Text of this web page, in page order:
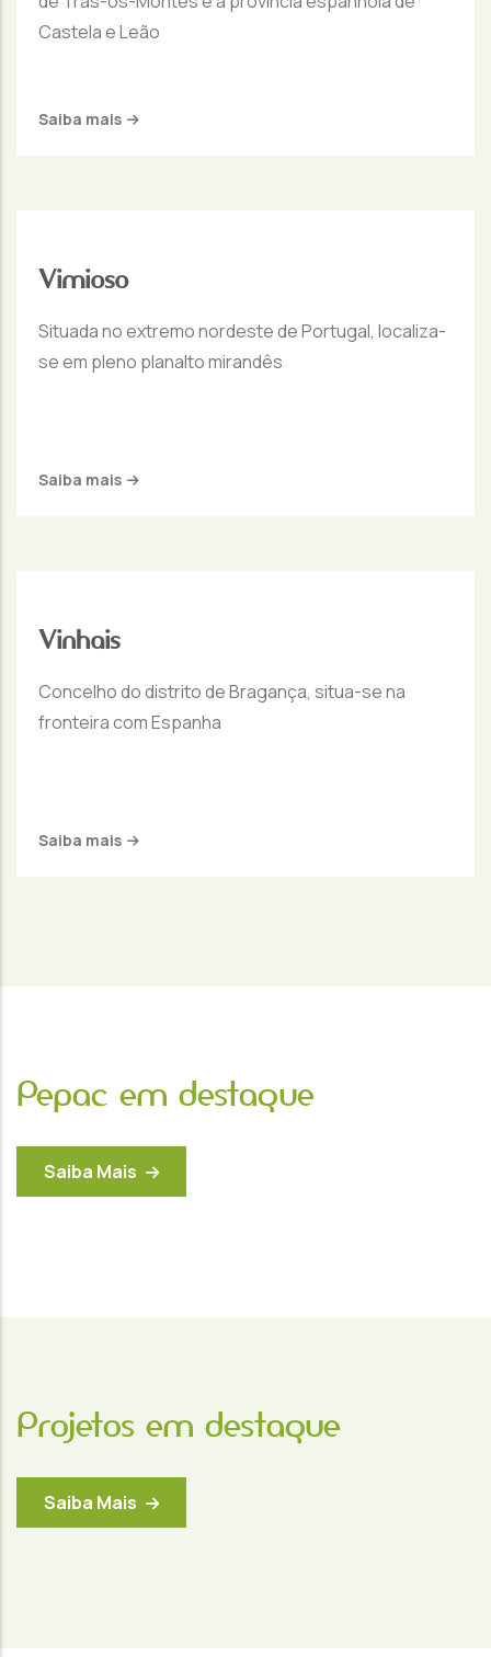
Castela e Leão
Saiba mais
Vimioso
Situada no extremo nordeste de Portugal, localiza-
se em pleno planalto mirandês
Saiba mais
Vinhais
Concelho do distrito de Bragança, situa-se na
fronteira com Espanha
Saiba mais
Pepac em destaque
Saiba Mais
Projetos em destaque
Saiba Mais